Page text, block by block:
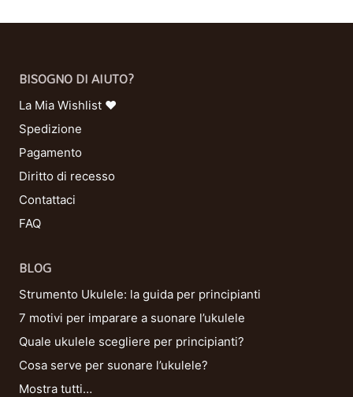
BISOGNO DI AIUTO?
La Mia Wishlist ❤
Spedizione
Pagamento
Diritto di recesso
Contattaci
FAQ
BLOG
Strumento Ukulele: la guida per principianti
7 motivi per imparare a suonare l’ukulele
Quale ukulele scegliere per principianti?
Cosa serve per suonare l’ukulele?
Mostra tutti…